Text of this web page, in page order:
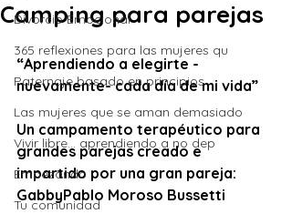
Divorcio Emocional
365 reflexiones para las mujeres qu
Paternaje basado en principios
Las mujeres que se aman demasiado
Vivir libre... aprendiendo a no dep
Empezando
Tu comunidad
Camping para parejas
“Aprendiendo a elegirte -
nuevamente- cada día de mi vida”
Un campamento terapéutico para
grandes parejas creado e
impartido por una gran pareja:
GabbyPablo Moroso Bussetti